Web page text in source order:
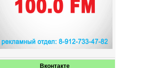
Вконтакте